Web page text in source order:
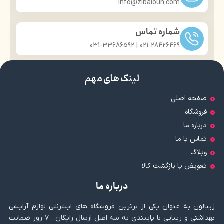
کوچک اما پرکاربرد
زیبایی و مراقبت از پوست در یک
محصول
مورد تایید متخصصان پوست
دارای آینه
info@zibaloun.com
شماره تماس
021-28426469 | 031-33686592
لینک های مهم
صفحه اصلی
فروشگاه
درباره ما
تماس با ما
وبلاگ
تعویض یا بازگشت کالا
درباره ما
زیبالون به عنوان یکی از برترین فروشگاه های اینترنتی لوازم آرایشی
بهداشتی و زیبایی با پایبندی به سه اصل ارسال رایگان ، ۷ روز ضمانت